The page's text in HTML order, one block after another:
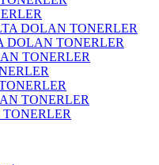
DOLAN TONERLER
DOLAN TONERLER
TONERLER
TONERLER